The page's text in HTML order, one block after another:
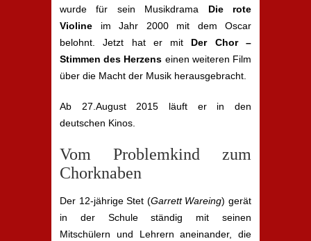
wurde für sein Musikdrama Die rote
Violine im Jahr 2000 mit dem Oscar
belohnt. Jetzt hat er mit Der Chor –
Stimmen des Herzens einen weiteren Film
über die Macht der Musik herausgebracht.
Ab 27.August 2015 läuft er in den
deutschen Kinos.
Vom Problemkind zum
Chorknaben
Der 12-jährige Stet (Garrett Wareing) gerät
in der Schule ständig mit seinen
Mitschülern und Lehrern aneinander, die